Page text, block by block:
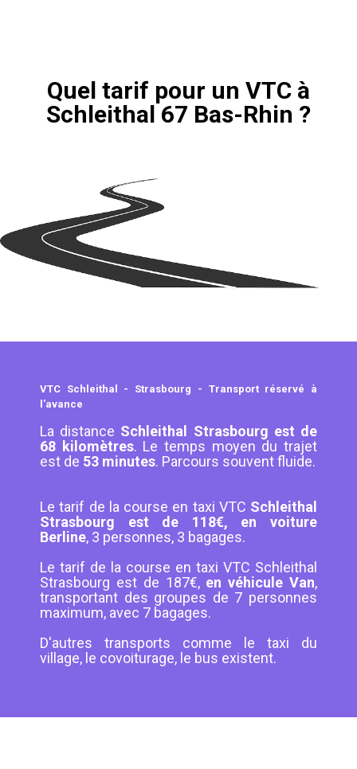
Quel tarif pour un VTC à
Schleithal 67 Bas-Rhin ?
VTC Schleithal - Strasbourg - Transport réservé à
l'avance
La distance Schleithal Strasbourg est de
68 kilomètres. Le temps moyen du trajet
est de 53 minutes. Parcours souvent fluide.
Le tarif de la course en taxi VTC Schleithal
Strasbourg est de 118€, en voiture
Berline, 3 personnes, 3 bagages.
Le tarif de la course en taxi VTC Schleithal
Strasbourg est de 187€, en véhicule Van,
transportant des groupes de 7 personnes
maximum, avec 7 bagages.
D'autres transports comme le taxi du
village, le covoiturage, le bus existent.